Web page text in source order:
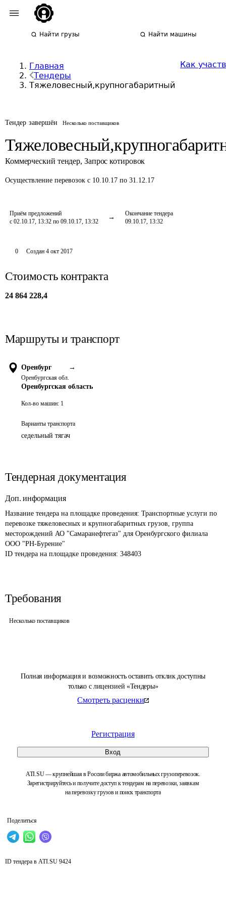
Найти грузы Найти машины
Главная
Тендеры
Тяжеловесный,крупногабаритный
Как
Тендер завершён Несколько поставщиков
Коммерческий тендер, Запрос котировок
Осуществление перевозок с 10.10.17 по 31.12.17
Приём предложений
с 02.10.17, 13:32 по 09.10.17, 13:32
Окончание тендера
09.10.17, 13:32
Полная информация и возможность оставить отклик доступны
только с лицензией «Тендеры»
Смотреть расценки
Регистрация
Вход
ATI.SU — крупнейшая в России биржа автомобильных грузоперевозок.
Зарегистрируйтесь и получите доступ к тендерам на перевозки, заявкам
на перевозку грузов и поиск транспорта
Поделиться
0 Создан 4 окт 2017
Стоимость контракта
24 864 228,4
Маршруты и транспорт
Оренбург →
Оренбургская обл.
Оренбургская область
Кол-во машин: 1
Варианты транспорта
седельный тягач
Тендерная документация
Доп. информация
Название тендера на площадке проведения: Транспортные услуги по
перевозке тяжеловесных и крупногабаритных грузов, группа
месторождений АО "Самаранефтегаз" для Оренбургского филиала
ООО "РН-Бурение"
ID тендера на площадке проведения: 348403
Требования
Несколько поставщиков
ID тендера в ATI.SU 9424